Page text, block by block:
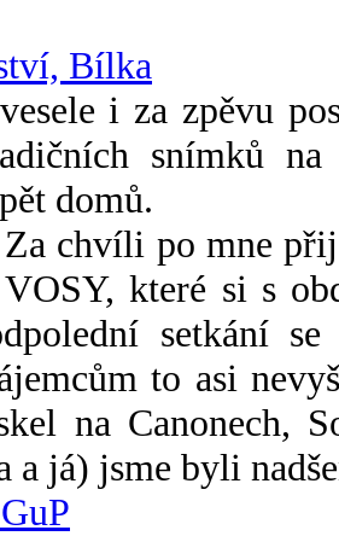
Bílka
i za zpěvu
snímků na
domů.
Za chvíli po mne
VOSY, které si s
setkání
to asi
na Canonech,
a já) jsme byli